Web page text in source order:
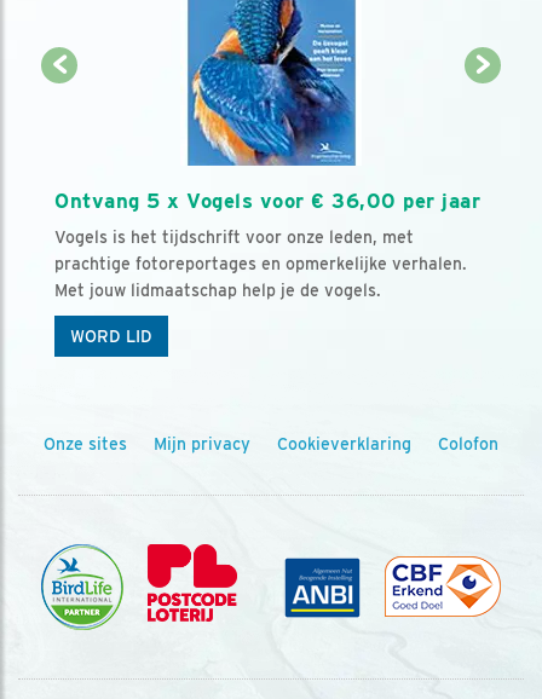
Ontvang 5 x Vogels voor € 36,00 per jaar
Vogels is het tijdschrift voor onze leden, met
prachtige fotoreportages en opmerkelijke verhalen.
Met jouw lidmaatschap help je de vogels.
WORD LID
Onze sites Mijn privacy Cookieverklaring Colofon